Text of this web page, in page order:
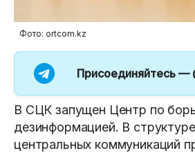
Фото: ortcom.kz
Присоединяйтесь —
В СЦК запущен Центр по
дезинформацией. В
центральных коммуникаций